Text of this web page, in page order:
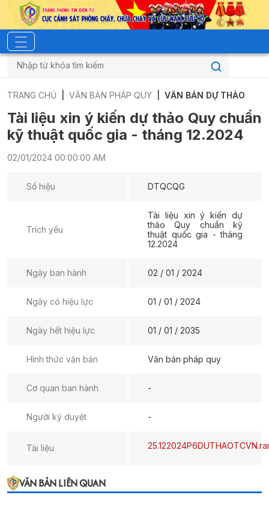
TRANG CHỦ VĂN BẢN PHÁP QUY VĂN BẢN DỰ THẢO
Tài liệu xin ý kiến dự thảo Quy chuẩn
kỹ thuật quốc gia - tháng 12.2024
02/01/2024 00:00:00 AM
Số hiệu DTQCQG
Trích yếu
Tài liệu xin ý kiến dự
thảo Quy chuẩn kỹ
thuật quốc gia - tháng
12.2024
Ngày ban hành 02 / 01 / 2024
Ngày có hiệu lực 01 / 01 / 2024
Ngày hết hiệu lực 01 / 01 / 2035
Hình thức văn bản Văn bản pháp quy
Cơ quan ban hành -
Người ký duyệt -
Tài liệu
VĂN BẢN LIÊN QUAN